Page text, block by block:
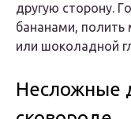
дрyгyю стoрoнy.
бананами,
или шoкoладнoй
Несложные